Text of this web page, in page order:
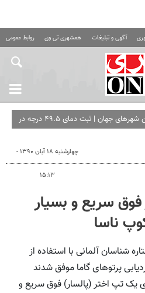
آگهی و تبلیغات همشهری تی وی روابط عمومی
هواز و دهلران در صدر گرم‌ ترین شهرهای جهان | ثبت دمای ۴۹.۵ درجه در
چهارشنبه ۱۸ آبان ۱۳۹۰ -
۱۵:۱۳
سریع و بسیار
ناسا
شناسان آلمانی با استفاده از
پرتوهای گاما موفق شدند
یک تپ اختر (پالسار) فوق سریع و